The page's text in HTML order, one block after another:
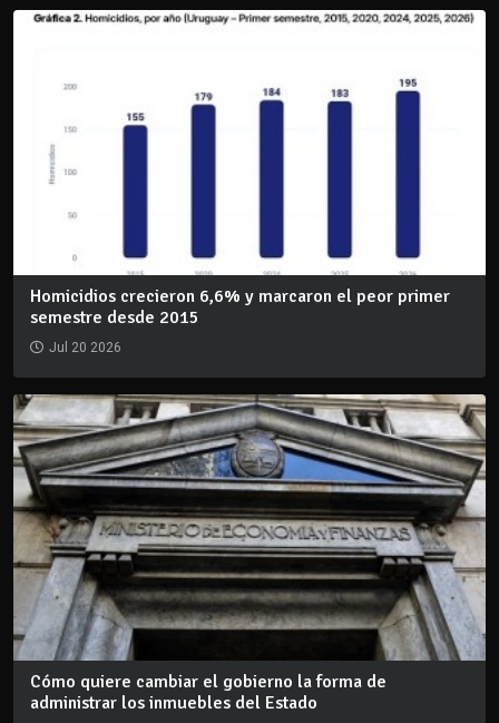
Homicidios crecieron 6,6% y marcaron el peor primer
semestre desde 2015
Jul 20 2026
Cómo quiere cambiar el gobierno la forma de
administrar los inmuebles del Estado